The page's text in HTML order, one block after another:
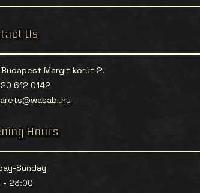
Us
Budapest Margit körút 2.
612 0142
Hours
Sunday
- 23:00